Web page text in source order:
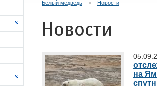
Белый медведь > Новости
Новости
на